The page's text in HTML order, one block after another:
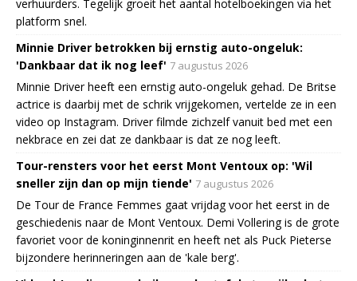
verhuurders. Tegelijk groeit het aantal hotelboekingen via het
platform snel.
Minnie Driver betrokken bij ernstig auto-ongeluk:
'Dankbaar dat ik nog leef' 7 augustus 2026
Minnie Driver heeft een ernstig auto-ongeluk gehad. De Britse
actrice is daarbij met de schrik vrijgekomen, vertelde ze in een
video op Instagram. Driver filmde zichzelf vanuit bed met een
nekbrace en zei dat ze dankbaar is dat ze nog leeft.
Tour-rensters voor het eerst Mont Ventoux op: 'Wil
sneller zijn dan op mijn tiende' 7 augustus 2026
De Tour de France Femmes gaat vrijdag voor het eerst in de
geschiedenis naar de Mont Ventoux. Demi Vollering is de grote
favoriet voor de koninginnenrit en heeft net als Puck Pieterse
bijzondere herinneringen aan de 'kale berg'.